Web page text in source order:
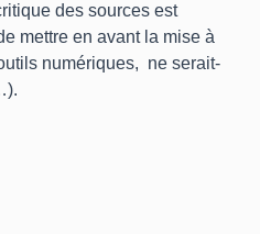
des sources est
mettre en avant la mise à
numériques, ne serait-